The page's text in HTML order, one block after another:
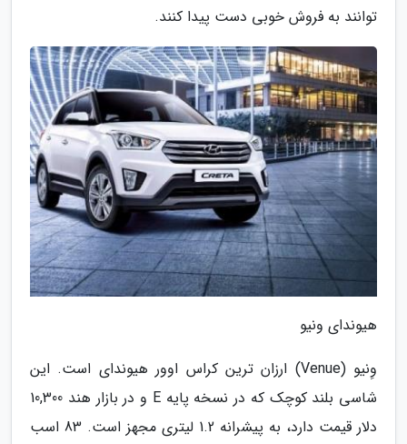
توانند به فروش خوبی دست پیدا کنند.
هیوندای ونیو
وِنیو (Venue) ارزان ترین کراس اوور هیوندای است. این
شاسی بلند کوچک که در نسخه پایه E و در بازار هند 10,300
دلار قیمت دارد، به پیشرانه 1.2 لیتری مجهز است. 83 اسب